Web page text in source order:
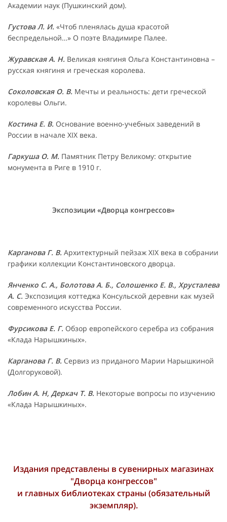
Академии наук (Пушкинский дом).
Густова Л. И. «Чтоб пленялась душа красотой
беспредельной…» О поэте Владимире Палее.
Журавская А. Н. Великая княгиня Ольга Константиновна –
русская княгиня и греческая королева.
Соколовская О. В. Мечты и реальность: дети греческой
королевы Ольги.
Костина Е. В. Основание военно-учебных заведений в
России в начале XIX века.
Гаркуша О. М. Памятник Петру Великому: открытие
монумента в Риге в 1910 г.
Экспозиции «Дворца конгрессов»
Карганова Г. В. Архитектурный пейзаж XIX века в собрании
графики коллекции Константиновского дворца.
Янченко С. А., Болотова А. Б., Солошенко Е. В., Хрусталева
А. С. Экспозиция коттеджа Консульской деревни как музей
современного искусства России.
Фурсикова Е. Г. Обзор европейского серебра из собрания
«Клада Нарышкиных».
Карганова Г. В. Сервиз из приданого Марии Нарышкиной
(Долгоруковой).
Лобин А. Н, Деркач Т. В. Некоторые вопросы по изучению
«Клада Нарышкиных».
Издания представлены в сувенирных магазинах
"Дворца конгрессов"
и главных библиотеках страны (обязательный
экземпляр).